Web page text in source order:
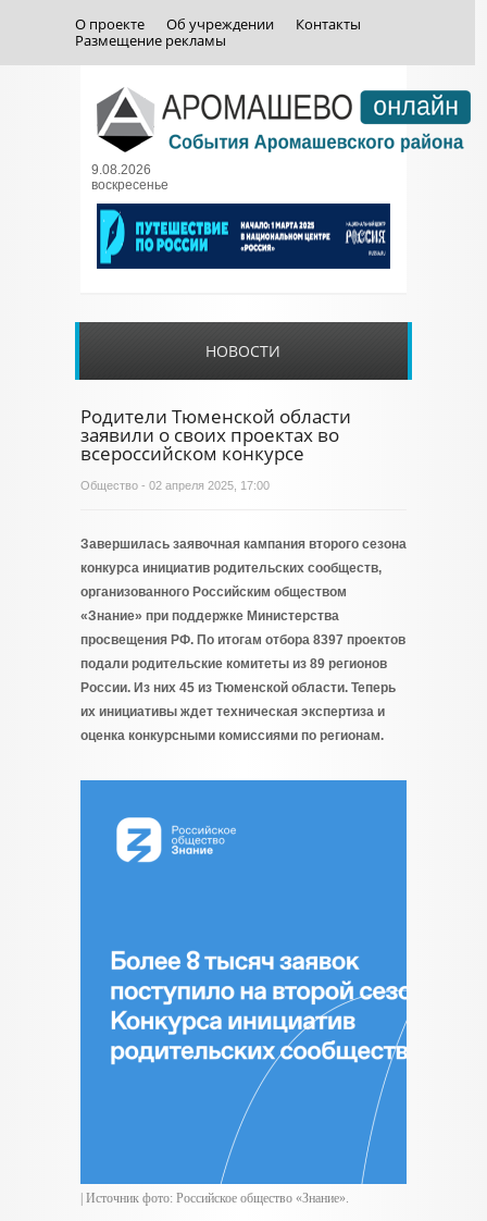
О проекте Об учреждении
Контакты
Размещение рекламы
9.08.2026
воскресенье
НОВОСТИ
Родители Тюменской области
заявили о своих проектах во
всероссийском конкурсе
Общество - 02 апреля 2025, 17:00
Завершилась заявочная кампания второго сезона
конкурса инициатив родительских сообществ,
организованного Российским обществом
«Знание» при поддержке Министерства
просвещения РФ. По итогам отбора 8397 проектов
подали родительские комитеты из 89 регионов
России. Из них 45 из Тюменской области. Теперь
их инициативы ждет техническая экспертиза и
оценка конкурсными комиссиями по регионам.
| Источник фото: Российское общество «Знание».